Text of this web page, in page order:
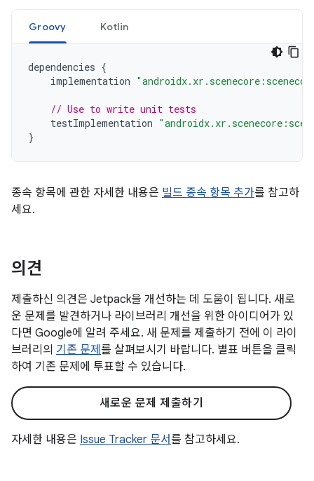
Groovy Kotlin
dependencies {
implementation
// Use to write unit tests
testImplementation
}
종속 항목에 관한 자세한 내용은 빌드 종속 항목 추가를 참고하
세요.
의견
제출하신 의견은 Jetpack을 개선하는 데 도움이 됩니다. 새로
운 문제를 발견하거나 라이브러리 개선을 위한 아이디어가 있
다면 Google에 알려 주세요. 새 문제를 제출하기 전에 이 라이
브러리의 기존 문제 를 살펴보시기 바랍니다. 별표 버튼을 클릭
하여 기존 문제에 투표할 수 있습니다.
새로운 문제 제출하기
자세한 내용은 Issue Tracker 문서를 참고하세요.